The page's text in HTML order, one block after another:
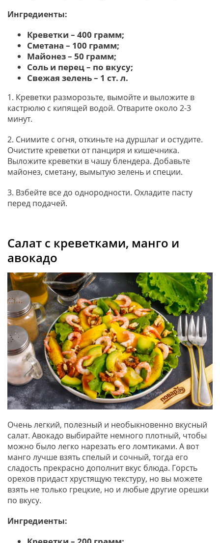
Ингредиенты:
Креветки – 400 грамм;
Сметана – 100 грамм;
Майонез – 50 грамм;
Соль и перец – по вкусу;
Свежая зелень – 1 ст. л.
1. Креветки разморозьте, вымойте и выложите в
кастрюлю с кипящей водой. Отварите около 2-3
минут.
2. Снимите с огня, откиньте на дуршлаг и остудите.
Очистите креветки от панциря и кишечника.
Выложите креветки в чашу блендера. Добавьте
майонез, сметану, вымытую зелень и специи.
3. Взбейте все до однородности. Охладите пасту
перед подачей.
Салат с креветками, манго и
авокадо
Очень легкий, полезный и необыкновенно вкусный
салат. Авокадо выбирайте немного плотный, чтобы
можно было легко нарезать его ломтиками. А вот
манго лучше взять спелый и сочный, тогда его
сладость прекрасно дополнит вкус блюда. Горсть
орехов придаст хрустящую текстуру, но вы можете
взять не только грецкие, но и любые другие орешки
по вкусу.
Ингредиенты: